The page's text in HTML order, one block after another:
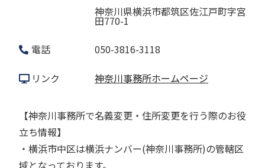
神奈川県横浜市都筑区佐江戸町字宮
田770-1
電話
050-3816-3118
リンク 神奈川事務所ホームページ
【神奈川事務所で名義変更・住所変更を行う際のお役
立ち情報】
・横浜市中区は横浜ナンバー(神奈川事務所)の管轄区
域となっております。